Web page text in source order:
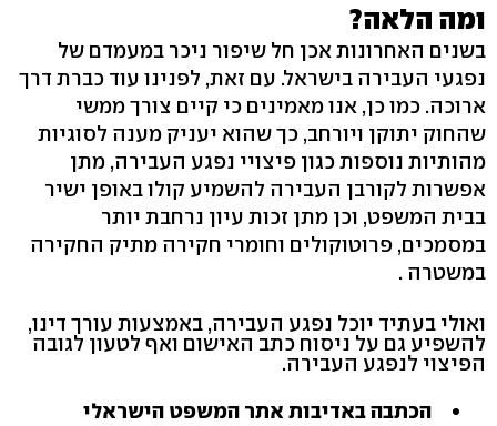
ומה הלאה?
בשנים האחרונות אכן חל שיפור ניכר במעמדם של
נפגעי העבירה בישראל. עם זאת, לפנינו עוד כברת דרך
ארוכה. כמו כן, אנו מאמינים כי קיים צורך ממשי
שהחוק יתוקן ויורחב, כך שהוא יעניק מענה לסוגיות
מהותיות נוספות כגון פיצויי נפגע העבירה, מתן
אפשרות לקורבן העבירה להשמיע קולו באופן ישיר
בבית המשפט, וכן מתן זכות עיון נרחבת יותר
במסמכים, פרוטוקולים וחומרי חקירה מתיק החקירה
במשטרה .
ואולי בעתיד יוכל נפגע העבירה, באמצעות עורך דינו,
להשפיע גם על ניסוח כתב האישום ואף לטעון לגובה
הפיצוי לנפגע העבירה.
הכתבה באדיבות אתר המשפט הישראלי